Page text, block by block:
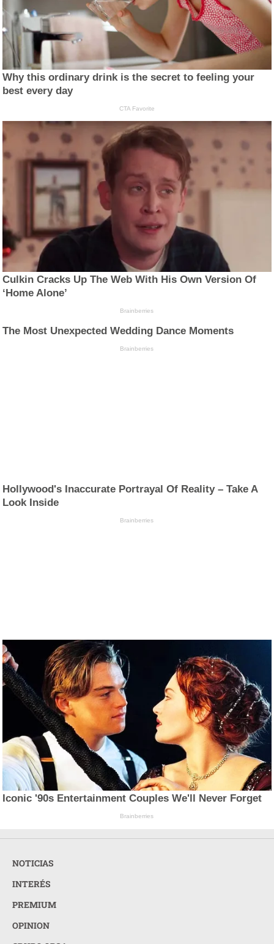
Why this ordinary drink is the secret to feeling your
best every day
CTA Favorite
Culkin Cracks Up The Web With His Own Version Of
‘Home Alone’
Brainberries
The Most Unexpected Wedding Dance Moments
Brainberries
Hollywood's Inaccurate Portrayal Of Reality – Take A
Look Inside
Brainberries
Iconic '90s Entertainment Couples We'll Never Forget
Brainberries
NOTICIAS
INTERÉS
PREMIUM
OPINION